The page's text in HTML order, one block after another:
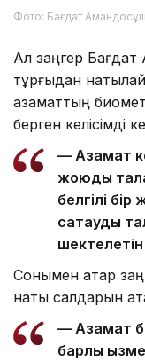
Фото: Бағдат
Ал заңгер Бағдат
тұрғыдан
азаматтың
берген келісімді
— Азамат
жоюды
белгілі
сақтауды
Сонымен қатар
нақты салдарын
— Азамат
барлық